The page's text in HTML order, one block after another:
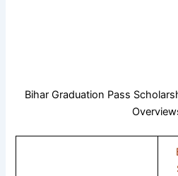
Bihar Graduation Pass